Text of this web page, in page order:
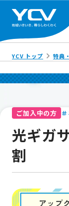
YCV トップ 特典
ご加入中の方
光ギガ
割